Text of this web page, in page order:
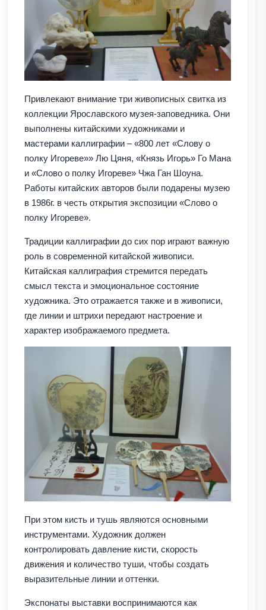
Привлекают внимание три живописных свитка из
коллекции Ярославского музея-заповедника. Они
выполнены китайскими художниками и
мастерами каллиграфии – «800 лет «Слову о
полку Игореве»» Лю Цяня, «Князь Игорь» Го Мана
и «Слово о полку Игореве» Чжа Ган Шоуна.
Работы китайских авторов были подарены музею
в 1986г. в честь открытия экспозиции «Слово о
полку Игореве».
Традиции каллиграфии до сих пор играют важную
роль в современной китайской живописи.
Китайская каллиграфия стремится передать
смысл текста и эмоциональное состояние
художника. Это отражается также и в живописи,
где линии и штрихи передают настроение и
характер изображаемого предмета.
При этом кисть и тушь являются основными
инструментами. Художник должен
контролировать давление кисти, скорость
движения и количество туши, чтобы создать
выразительные линии и оттенки.
Экспонаты выставки воспринимаются как